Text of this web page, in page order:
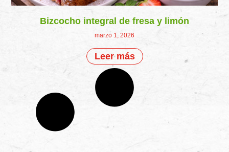
Bizcocho integral de fresa y limón
marzo 1, 2026
Leer más